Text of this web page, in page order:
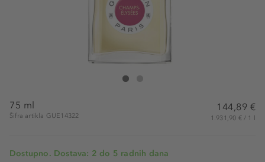
Guerlain Champs-Elysées Eau de Toilette
75 ml
Šifra artikla GUE14322
144,89 €
1.931,90 € / 1 l
Dostupno. Dostava: 2 do 5 radnih dana